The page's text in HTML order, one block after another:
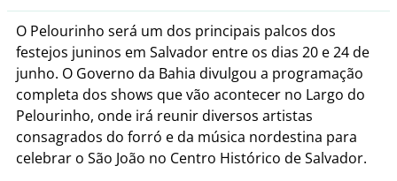
O Pelourinho será um dos principais palcos dos
festejos juninos em Salvador entre os dias 20 e 24 de
junho. O Governo da Bahia divulgou a programação
completa dos shows que vão acontecer no Largo do
Pelourinho, onde irá reunir diversos artistas
consagrados do forró e da música nordestina para
celebrar o São João no Centro Histórico de Salvador.